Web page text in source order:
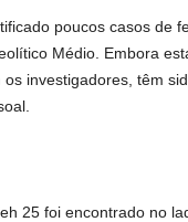
poucos casos de
Médio. Embora
investigadores, têm
25 foi encontrado no